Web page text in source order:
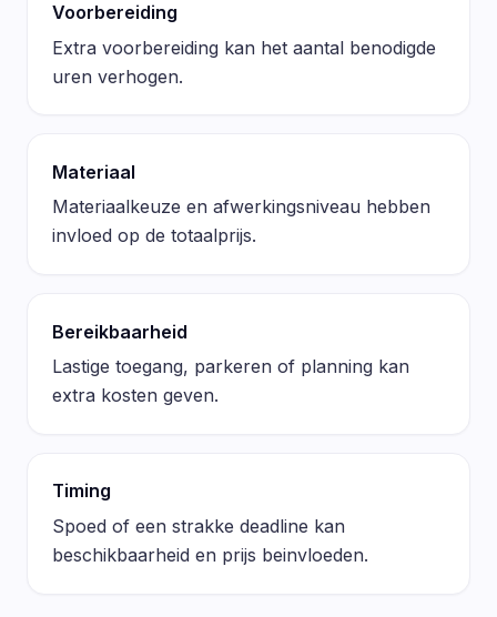
Voorbereiding
Extra voorbereiding kan het aantal benodigde
uren verhogen.
Materiaal
Materiaalkeuze en afwerkingsniveau hebben
invloed op de totaalprijs.
Bereikbaarheid
Lastige toegang, parkeren of planning kan
extra kosten geven.
Timing
Spoed of een strakke deadline kan
beschikbaarheid en prijs beinvloeden.